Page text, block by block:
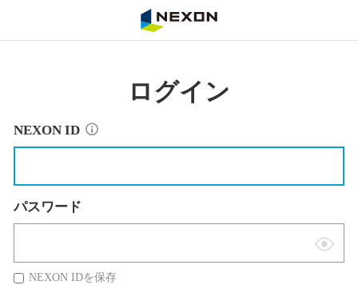
ログイン
NEXON ID
パスワード
表
NEXON IDを保存